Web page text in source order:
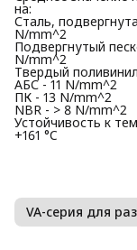
на:
Сталь,
N/mm^2
Подвергнутый
N/mm^2
Твердый
АБС - 11 N/mm^2
ПК - 13 N/mm^2
NBR - > 8 N/mm^2
Устойчивость к
+161 °C
VA-серия для